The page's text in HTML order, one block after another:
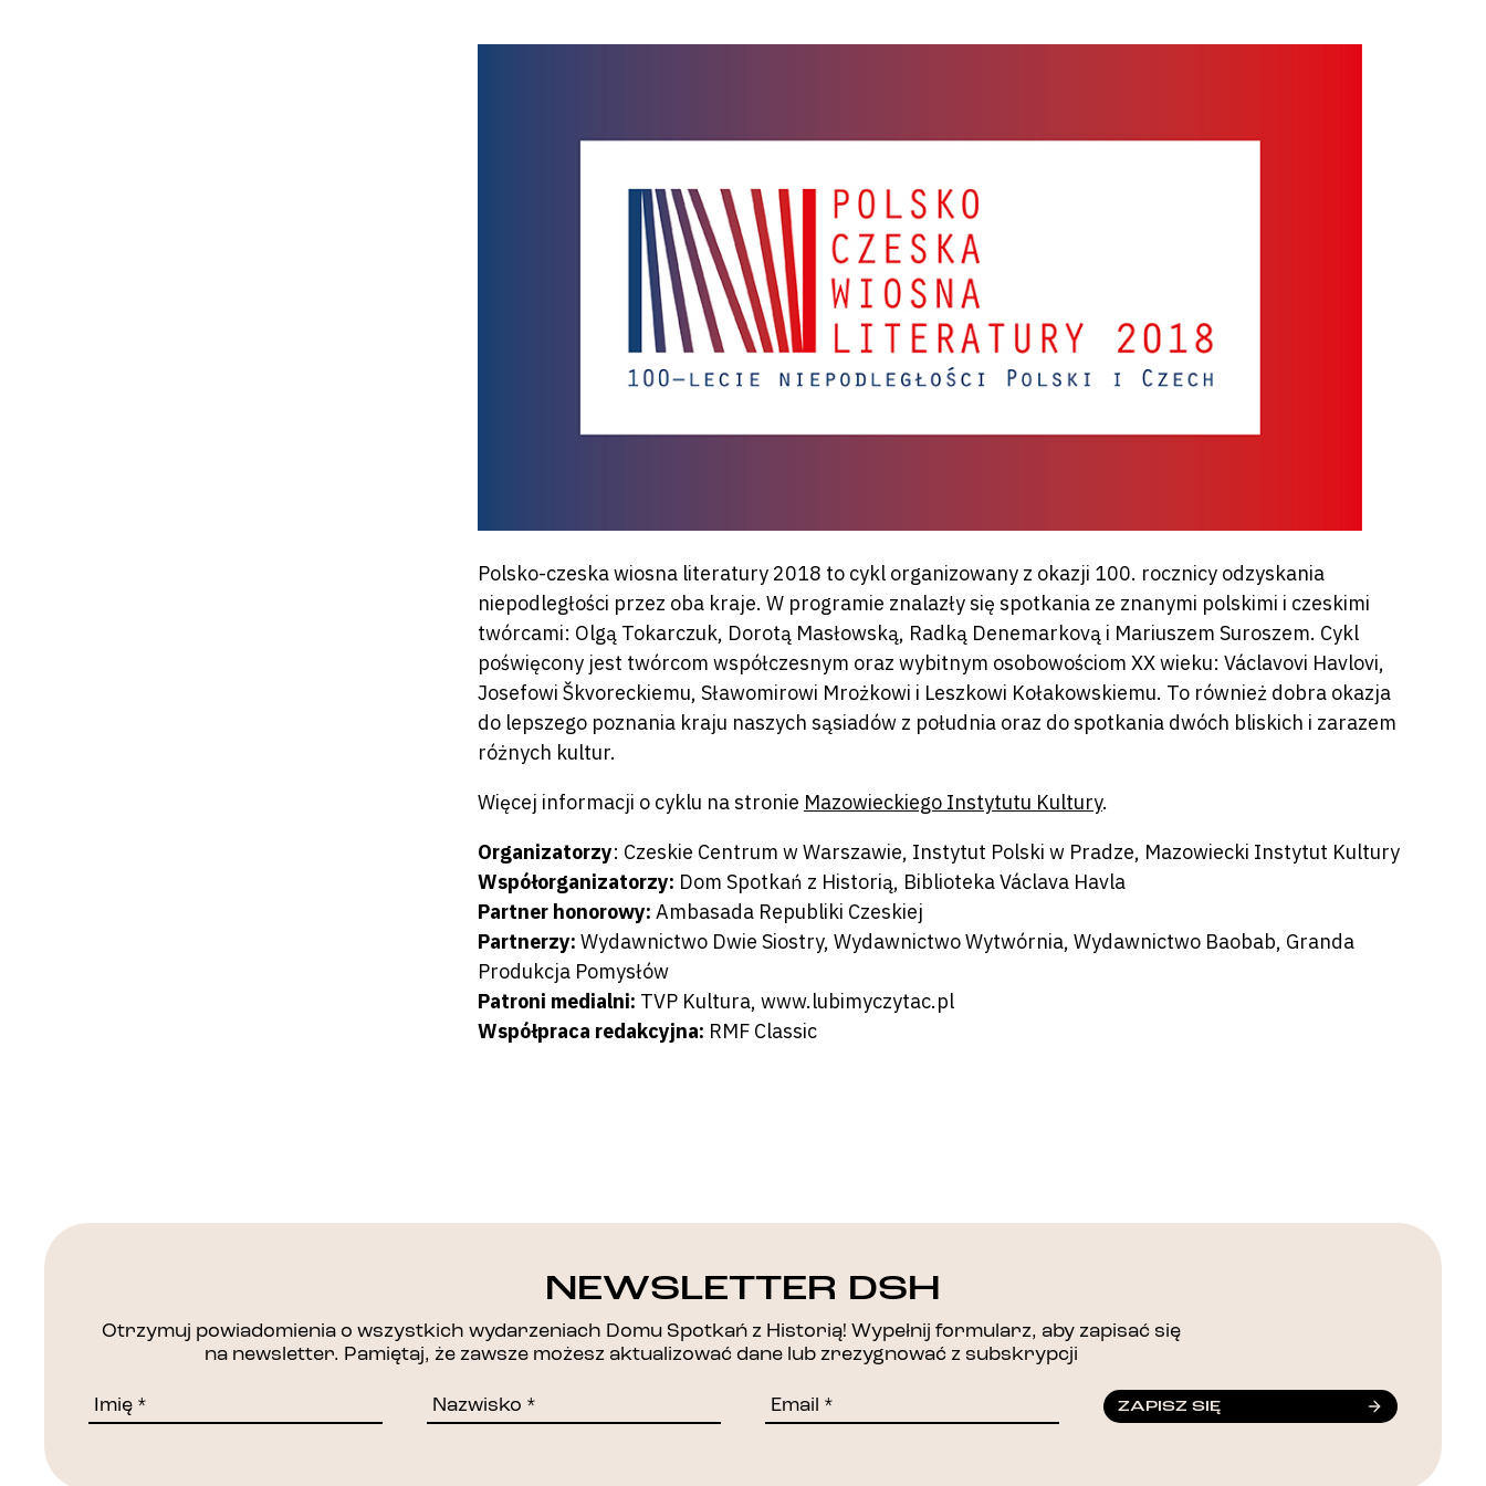
Polsko-czeska wiosna literatury 2018 to cykl organizowany z okazji 100. rocznicy odzyskania
niepodległości przez oba kraje. W programie znalazły się spotkania ze znanymi polskimi i czeskimi
twórcami: Olgą Tokarczuk, Dorotą Masłowską, Radką Denemarkovą i Mariuszem Suroszem. Cykl
poświęcony jest twórcom współczesnym oraz wybitnym osobowościom XX wieku: Václavovi Havlovi,
Josefowi Škvoreckiemu, Sławomirowi Mrożkowi i Leszkowi Kołakowskiemu. To również dobra okazja
do lepszego poznania kraju naszych sąsiadów z południa oraz do spotkania dwóch bliskich i zarazem
różnych kultur.
Więcej informacji o cyklu na stronie Mazowieckiego Instytutu Kultury.
Organizatorzy: Czeskie Centrum w Warszawie, Instytut Polski w Pradze, Mazowiecki Instytut Kultury
Współorganizatorzy: Dom Spotkań z Historią, Biblioteka Václava Havla
Partner honorowy: Ambasada Republiki Czeskiej
Partnerzy: Wydawnictwo Dwie Siostry, Wydawnictwo Wytwórnia, Wydawnictwo Baobab, Granda
Produkcja Pomysłów
Patroni medialni: TVP Kultura, www.lubimyczytac.pl
Współpraca redakcyjna: RMF Classic
DZIĘKUJEMY!
NEWSLETTER DSH
Otrzymuj powiadomienia o wszystkich wydarzeniach Domu Spotkań z Historią! Wypełnij formularz, aby zapisać się
na newsletter. Pamiętaj, że zawsze możesz aktualizować dane lub zrezygnować z subskrypcji
ZAPISZ SIĘ